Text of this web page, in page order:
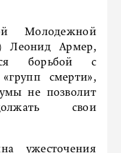
Молодежной
Леонид Армер,
борьбой с
смерти»,
не позволит
свои
ужесточения